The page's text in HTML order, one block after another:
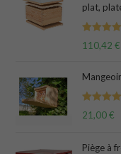
plat,
Note
5.00
110,42 €
Note 5.00
21,00€
Piège à